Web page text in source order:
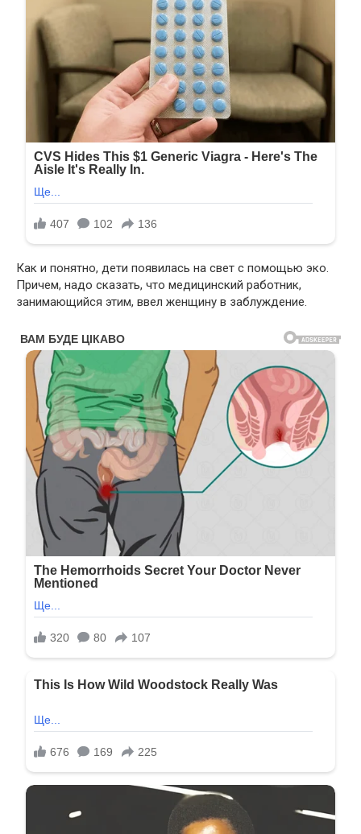
Как и понятно, дети появилась на свет с помощью эко.
Причем, надо сказать, что медицинский работник,
занимающийся этим, ввел женщину в заблуждение.